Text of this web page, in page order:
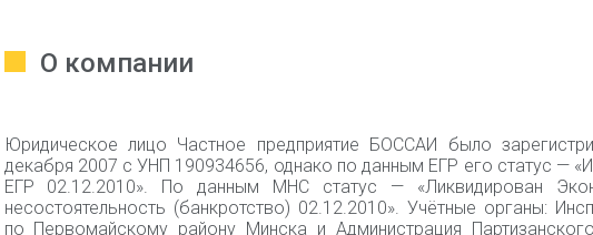
О компании
Юридическое лицо Частное предприятие БОССАИ было
декабря 2007 с УНП 190934656, однако по данным ЕГР его статус —
ЕГР 02.12.2010». По данным МНС статус — «Ликвидирован
несостоятельность (банкротство) 02.12.2010». Учётные органы:
по Первомайскому району Минска и Администрация